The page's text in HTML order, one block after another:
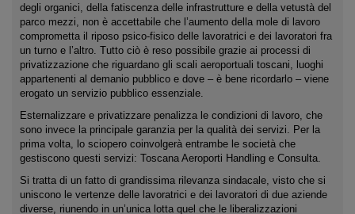
degli organici, della fatiscenza delle infrastrutture e della vetustà del
parco mezzi, non è accettabile che l’aumento della mole di lavoro
comprometta il riposo psico-fisico delle lavoratrici e dei lavoratori fra
un turno e l’altro. Tutto ciò è reso possibile grazie ai processi di
privatizzazione che riguardano gli scali aeroportuali toscani, luoghi
appartenenti al demanio pubblico e dove – è bene ricordarlo – viene
erogato un servizio pubblico essenziale.
Esternalizzare e privatizzare penalizza le condizioni di lavoro, che
sono invece la principale garanzia per la qualità dei servizi. Per la
prima volta, lo sciopero coinvolgerà entrambe le società che
gestiscono questi servizi: Toscana Aeroporti Handling e Consulta.
Si tratta di un fatto di grandissima rilevanza sindacale, visto che si
uniscono le vertenze delle lavoratrici e dei lavoratori di due aziende
diverse, riunendo in un’unica lotta quel che le liberalizzazioni